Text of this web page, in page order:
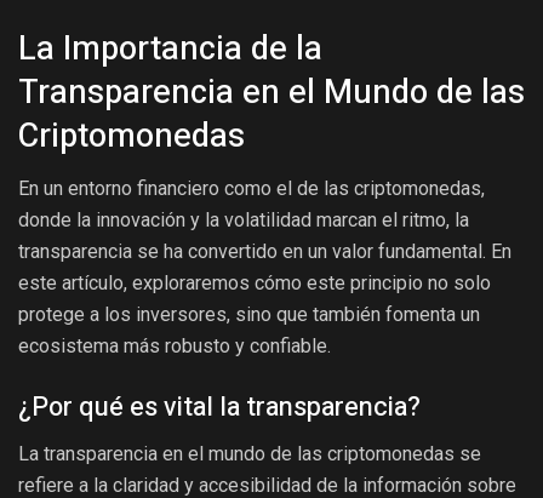
La Importancia de la
Transparencia en el Mundo de las
Criptomonedas
En un entorno financiero como el de las criptomonedas,
donde la innovación y la volatilidad marcan el ritmo, la
transparencia se ha convertido en un valor fundamental. En
este artículo, exploraremos cómo este principio no solo
protege a los inversores, sino que también fomenta un
ecosistema más robusto y confiable.
¿Por qué es vital la transparencia?
La transparencia en el mundo de las criptomonedas se
refiere a la claridad y accesibilidad de la información sobre